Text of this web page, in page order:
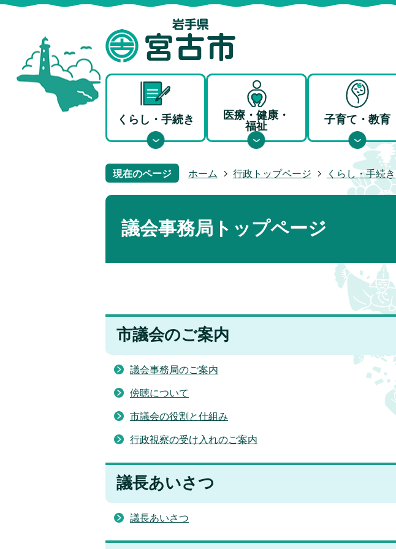
くらし・手続き
医療・健康・
福祉
子育て・教育
現在のページ ホーム 行政トップページ くらし・手続き
議会事務局トップページ
市議会のご案内
議会事務局のご案内
傍聴について
市議会の役割と仕組み
行政視察の受け入れのご案内
議長あいさつ
議長あいさつ